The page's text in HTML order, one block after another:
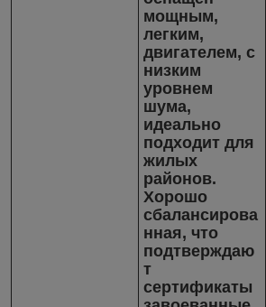
мощным,
легким,
двигателем, с
низким
уровнем
шума,
идеально
подходит для
жилых
районов.
Хорошо
сбалансирова
нная, что
подтверждаю
т
сертификаты